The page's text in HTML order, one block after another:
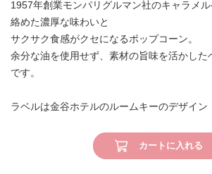
1957年創業モンパリグルマン社のキャラメ
絡めた濃厚な味わいと
サクサク食感がクセになるポップコーン。
余分な油を使用せず、素材の旨味を活かした
です。
ラベルは金谷ホテルのルームキーのデザイン
カートに入れる